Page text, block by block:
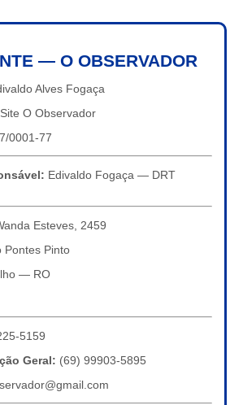
— O OBSERVADOR
Alves Fogaça
Site O Observador
0001-77
Edivaldo Fogaça — DRT
Esteves, 2459
Pontes Pinto
— RO
5159
Geral: (69) 99903-5895